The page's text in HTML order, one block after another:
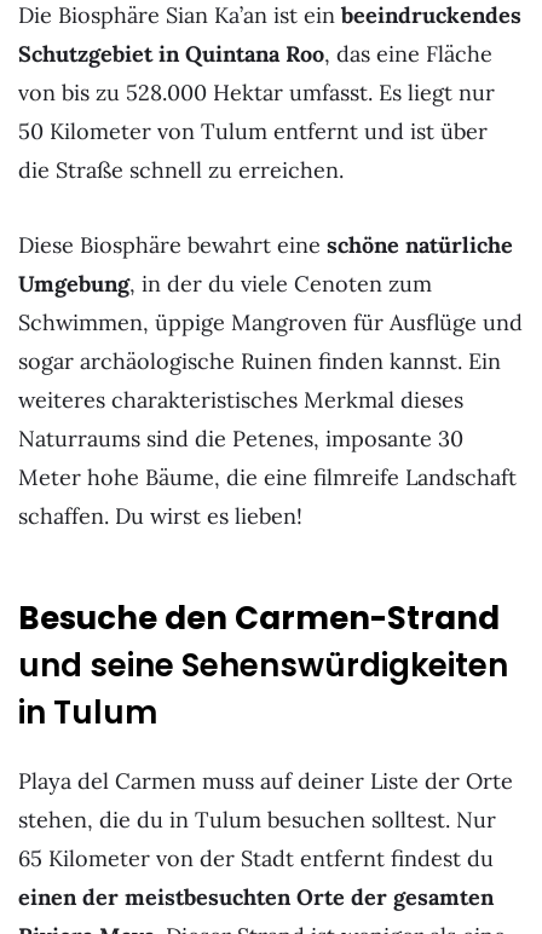
Die Biosphäre Sian Ka’an ist ein beeindruckendes
Schutzgebiet in Quintana Roo, das eine Fläche
von bis zu 528.000 Hektar umfasst. Es liegt nur
50 Kilometer von Tulum entfernt und ist über
die Straße schnell zu erreichen.
Diese Biosphäre bewahrt eine schöne natürliche
Umgebung, in der du viele Cenoten zum
Schwimmen, üppige Mangroven für Ausflüge und
sogar archäologische Ruinen finden kannst. Ein
weiteres charakteristisches Merkmal dieses
Naturraums sind die Petenes, imposante 30
Meter hohe Bäume, die eine filmreife Landschaft
schaffen. Du wirst es lieben!
Besuche den Carmen-Strand
und seine Sehenswürdigkeiten
in Tulum
Playa del Carmen muss auf deiner Liste der Orte
stehen, die du in Tulum besuchen solltest. Nur
65 Kilometer von der Stadt entfernt findest du
einen der meistbesuchten Orte der gesamten